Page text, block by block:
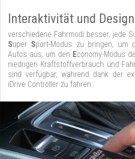
Interaktivität und
verschiedene Fahrmodi besser, jede
Super Sport-Modus zu bringen, um
Autos aus, um den Economy-Modus
niedrigen Kraftstoffverbrauch und
sind verfügbar, während dank der
iDrive Controller zu fahren.